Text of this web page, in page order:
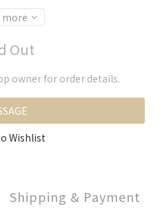
more
Out
owner for order details.
Wishlist
Shipping & Payment